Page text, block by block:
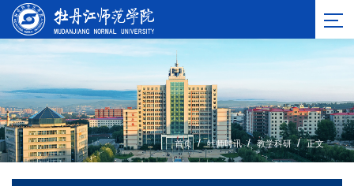
首页 / 牡师时讯 / 教学科研 / 正文